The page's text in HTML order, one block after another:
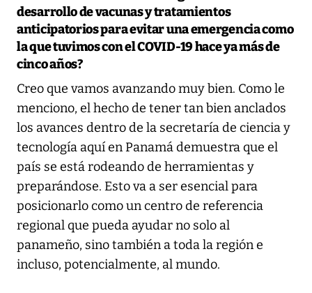
desarrollo de vacunas y tratamientos
anticipatorios para evitar una emergencia como
la que tuvimos con el COVID-19 hace ya más de
cinco años?
Creo que vamos avanzando muy bien. Como le
menciono, el hecho de tener tan bien anclados
los avances dentro de la secretaría de ciencia y
tecnología aquí en Panamá demuestra que el
país se está rodeando de herramientas y
preparándose. Esto va a ser esencial para
posicionarlo como un centro de referencia
regional que pueda ayudar no solo al
panameño, sino también a toda la región e
incluso, potencialmente, al mundo.